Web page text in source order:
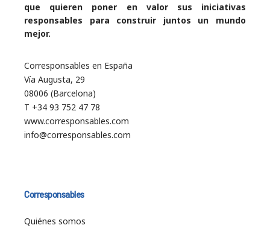
que quieren poner en valor sus iniciativas
responsables para construir juntos un mundo
mejor.
Corresponsables en España
Vía Augusta, 29
08006 (Barcelona)
T +34 93 752 47 78
www.corresponsables.com
info@corresponsables.com
Corresponsables
Quiénes somos